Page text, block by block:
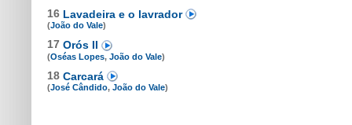
16 Lavadeira e o lavrador
(João do Vale)
17 Orós II
(Oséas Lopes, João do Vale)
18 Carcará
(José Cândido, João do Vale)